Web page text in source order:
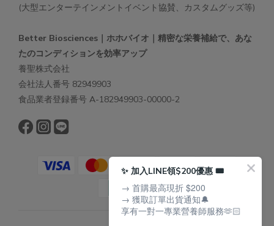
(大型エンターテインメントイベント協賛、カスタムグッズ等)
Better Biosciences｜ホホバイオ｜精密な栄養補給で、あな
たのコンディションを効率アップ
養聖株式会社
会社法人番号 82949903
食品業者登録番号 A-182949903-00000-2
✨ 加入LINE領$200優惠 🎟️
→ 首購最高現折 $200
→ 獲取訂單出貨通知🔔
享有一對一專業營養師服務🫶🏻